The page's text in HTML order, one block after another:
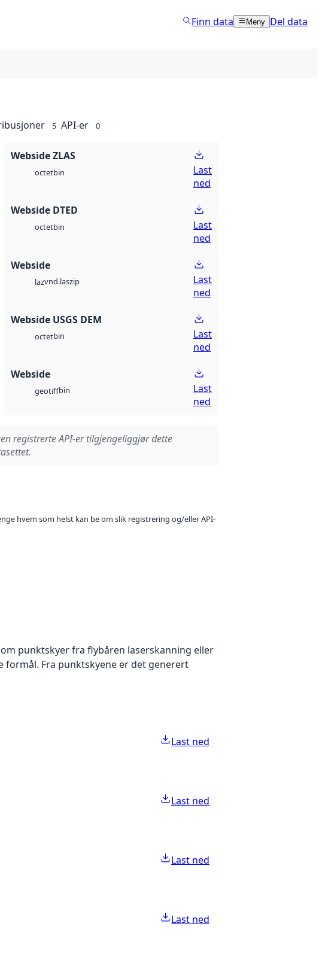
Finn data Meny Del data
5 API-er 0
Webside ZLAS
octetbin
Last
ned
Webside DTED
octetbin
Last
ned
Webside
lazvnd.laszip
Last
ned
Webside USGS DEM
octetbin
Last
ned
Webside
geotiffbin
Last
ned
registrerte API-er tilgjengeliggjør dette
hvem som helst kan be om slik registrering og/eller API-
punktskyer fra flybåren laserskanning eller
Fra punktskyene er det generert
Last ned
Last ned
Last ned
Last ned